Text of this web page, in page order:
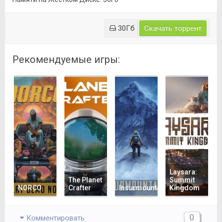
30Гб Скачать торрент
Рекомендуемые игры:
NORCO
The Planet
Crafter
Insurmountable
Laysara:
Summit
Kingdom
Комментировать 0